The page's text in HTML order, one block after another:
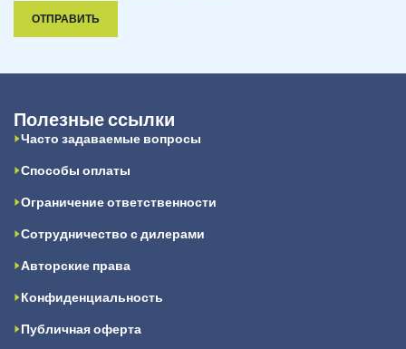
ОТПРАВИТЬ
Полезные ссылки
Часто задаваемые вопросы
Способы оплаты
Ограничение ответственности
Сотрудничество с дилерами
Авторские права
Конфиденциальность
Публичная оферта